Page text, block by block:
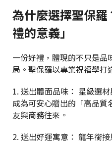
為什麼選擇聖保
禮的意義」
一份好禮，體現的不只是
局。聖保羅以專業祝福學打
1. 送出體面品味： 星級選
成為可安心贈出的「高品
友與商務往來。
2. 送出好運寓意： 龍年銜